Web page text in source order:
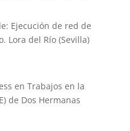
Ejecución de red de
Lora del Río (Sevilla)
en Trabajos en la
de Dos Hermanas